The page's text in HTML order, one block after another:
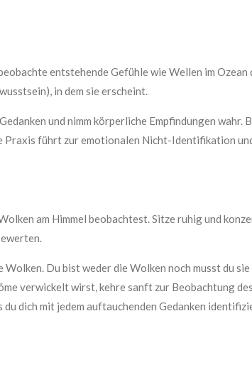
entstehende Gefühle wie Wellen im Ozean
in dem sie erscheint.
und nimm körperliche Empfindungen wahr.
Praxis führt zur emotionalen Nicht-Identifikation
am Himmel beobachtest. Sitze ruhig und
Du bist weder die Wolken noch musst du
verwickelt wirst, kehre sanft zur Beobachtung
dich mit jedem auftauchenden Gedanken